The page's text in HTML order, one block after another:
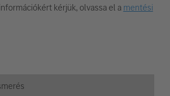
kérjük, olvassa el amentési